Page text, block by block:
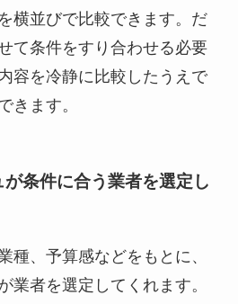
横並びで比較できます。だ
て条件をすり合わせる必要
容を冷静に比較したうえで
きます。
条件に合う業者を選定し
種、予算感などをもとに、
業者を選定してくれます。